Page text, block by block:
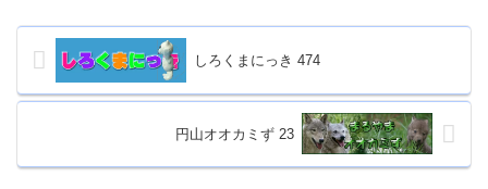
しろくまにっき 474
円山オオカミず 23